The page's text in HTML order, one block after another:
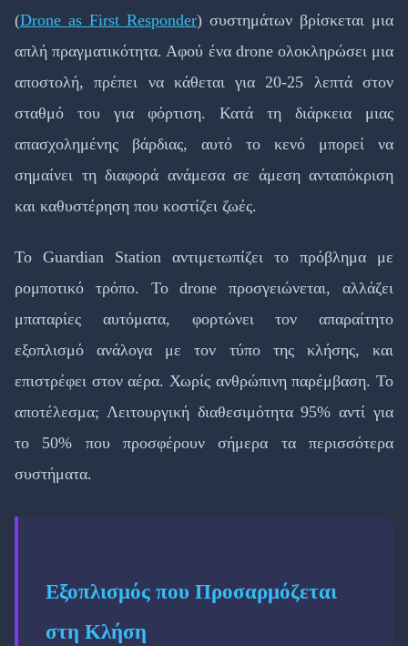
(Drone as First Responder) συστημάτων βρίσκεται μια
απλή πραγματικότητα. Αφού ένα drone ολοκληρώσει μια
αποστολή, πρέπει να κάθεται για 20-25 λεπτά στον
σταθμό του για φόρτιση. Κατά τη διάρκεια μιας
απασχολημένης βάρδιας, αυτό το κενό μπορεί να
σημαίνει τη διαφορά ανάμεσα σε άμεση ανταπόκριση
και καθυστέρηση που κοστίζει ζωές.
Το Guardian Station αντιμετωπίζει το πρόβλημα με
ρομποτικό τρόπο. Το drone προσγειώνεται, αλλάζει
μπαταρίες αυτόματα, φορτώνει τον απαραίτητο
εξοπλισμό ανάλογα με τον τύπο της κλήσης, και
επιστρέφει στον αέρα. Χωρίς ανθρώπινη παρέμβαση. Το
αποτέλεσμα; Λειτουργική διαθεσιμότητα 95% αντί για
το 50% που προσφέρουν σήμερα τα περισσότερα
συστήματα.
Εξοπλισμός που Προσαρμόζεται
στη Κλήση